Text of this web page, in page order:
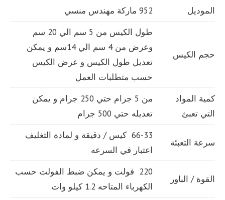
الموديل 952 ماركة مهندس منسي
حجم الكيس
طول الكيس من 5 سم الي 20 سم
وعرض من 4 سم الي 14سم و يمكن
تعديل طول الكيس و عرض الكيس
حسب متطلبات العمل
كمية المواد
التي تعبئ
من 5 جرام حتي 250 جرام و يمكن
تعديله حتي 500 جرام
سرعة التعبئة
66-33 كيس / دقيقة و لمادة التغليف
اعتبار في السرعه
القوة / الباور
220 فولت و يمكن ضبط الفولت حسب
الكهرباء المتاحه 1.2 كيلو وات